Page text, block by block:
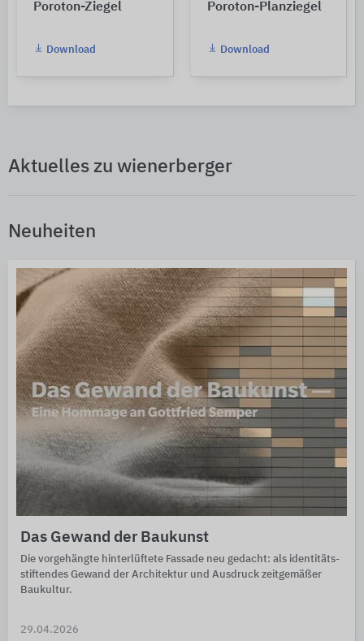
Poroton-Ziegel
Download
Poroton-Planziegel
Download
Aktuelles zu wienerberger
Neuheiten
Das Gewand der Baukunst
Die vorgehängte hinter­lüftete Fassade neu ge­dacht: als iden­ti­täts­
stif­ten­des Gewand der Archi­tek­tur und Aus­druck zeit­ge­mäßer
Bau­kultur.
29.04.2026